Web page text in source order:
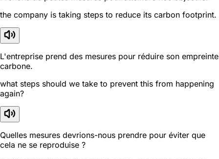
the company is taking steps to reduce its carbon footprint.
L'entreprise prend des mesures pour réduire son empreinte
carbone.
what steps should we take to prevent this from happening
again?
Quelles mesures devrions-nous prendre pour éviter que
cela ne se reproduise ?